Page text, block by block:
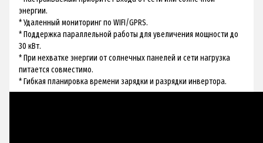
энергии.
* Удаленный мониторинг по WIFI/GPRS.
* Поддержка параллельной работы для увеличения мощности до
30 кВт.
* При нехватке энергии от солнечных панелей и сети нагрузка
питается совместимо.
* Гибкая планировка времени зарядки и разрядки инвертора.